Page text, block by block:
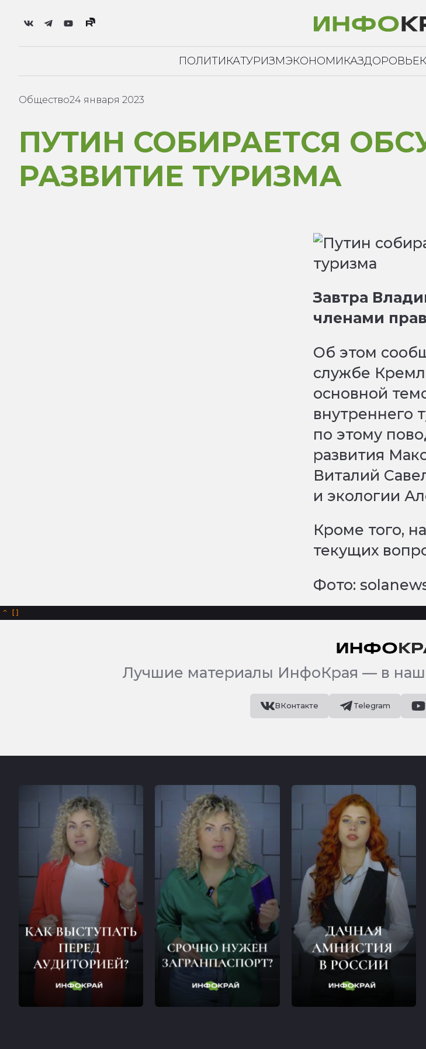
ПОЛИТИКАТУРИЗМЭКОНОМИКАЗДОРОВЬЕ
Общество24 января 2023
ПУТИН СОБИРАЕТСЯ
РАЗВИТИЕ ТУРИЗМА
Завтра
членами
Об этом
службе
основной
внутреннего
по этому
развития
Виталий
и экологии
Кроме того,
текущих
Фото:
^
Лучшие материалы ИнфоКрая — в
ВКонтакте Telegram